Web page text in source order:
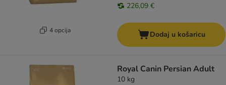
4 opcija
226,09 €
Dodaj u košaricu
Royal Canin Persian Adult
10 kg